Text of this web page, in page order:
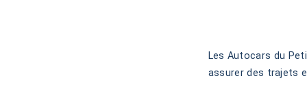
Les Autocars du
assurer des trajets